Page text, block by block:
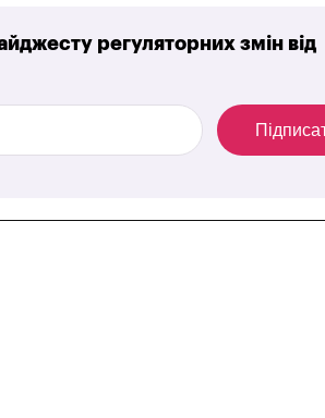
регуляторних змін від